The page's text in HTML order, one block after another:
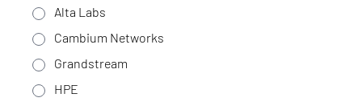
Alta Labs
Cambium Networks
Grandstream
HPE